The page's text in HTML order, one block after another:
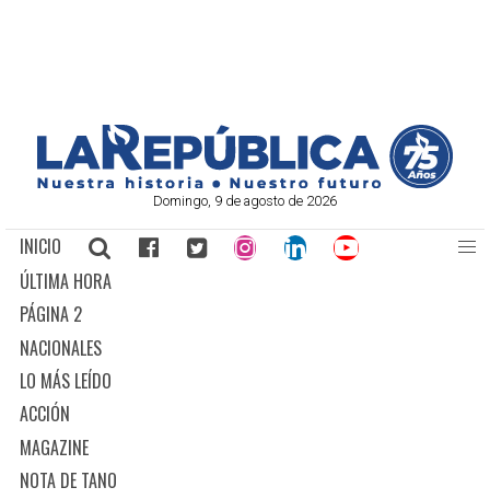
Domingo, 9 de agosto de 2026
INICIO
ÚLTIMA HORA
PÁGINA 2
NACIONALES
LO MÁS LEÍDO
ACCIÓN
MAGAZINE
NOTA DE TANO